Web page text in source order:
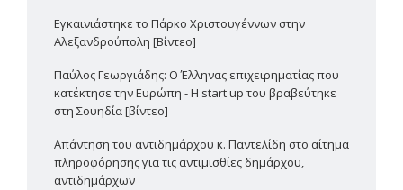
Εγκαινιάστηκε το Πάρκο Χριστουγέννων στην
Αλεξανδρούπολη [Βίντεο]
Παύλος Γεωργιάδης: Ο Έλληνας επιχειρηματίας που
κατέκτησε την Ευρώπη - Η start up του βραβεύτηκε
στη Σουηδία [βίντεο]
Απάντηση του αντιδημάρχου κ. Παντελίδη στο αίτημα
πληροφόρησης για τις αντιμισθίες δημάρχου,
αντιδημάρχων